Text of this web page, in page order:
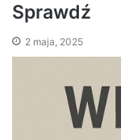
Sprawdź
2 maja, 2025